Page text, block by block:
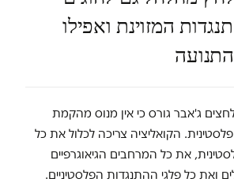
המזוינת ואפילו
ג'אבר גורס כי אין מנוס מהקמת
הקואליציה צריכה לכלול את כל
את כל המרחבים הגיאוגרפיים
ואת כל פלגי ההתנגדות הפלסטיניים.